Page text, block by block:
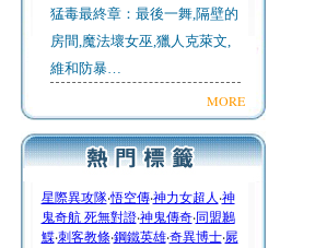
猛毒最終章：最後一舞,隔壁的
房間,魔法壞女巫,獵人克萊文,
維和防暴…
MORE
星際異攻隊‧悟空傳‧神力女超人 ‧神
鬼奇航 死無對證‧神鬼傳奇‧同盟鶼
鰈‧刺客教條‧鋼鐵英雄‧奇異博士‧屍